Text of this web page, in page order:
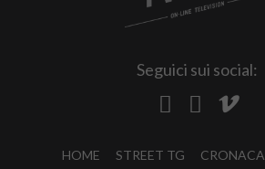
Seguici sui social:
HOME STREET TG CRONACA